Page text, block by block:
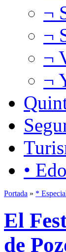
¬
¬
¬
¬
•
Portada » *
El
de